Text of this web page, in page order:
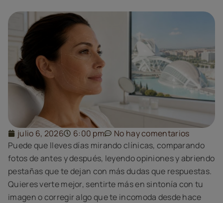
julio 6, 2026 6:00 pm
No hay comentarios
Puede que lleves días mirando clínicas, comparando
fotos de antes y después, leyendo opiniones y abriendo
pestañas que te dejan con más dudas que respuestas.
Quieres verte mejor, sentirte más en sintonía con tu
imagen o corregir algo que te incomoda desde hace